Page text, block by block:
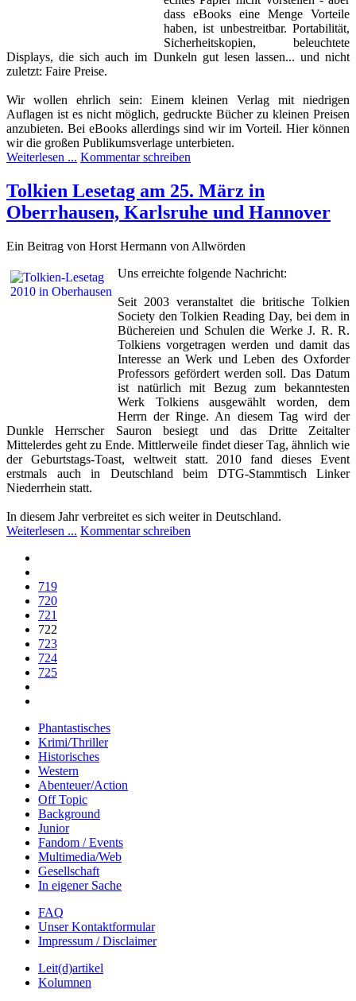
dass eBooks eine Menge Vorteile
haben, ist unbestreitbar. Portabilität,
Sicherheitskopien, beleuchtete
Displays, die sich auch im Dunkeln gut lesen lassen... und nicht
zuletzt: Faire Preise.
Wir wollen ehrlich sein: Einem kleinen Verlag mit niedrigen
Auflagen ist es nicht möglich, gedruckte Bücher zu kleinen Preisen
anzubieten. Bei eBooks allerdings sind wir im Vorteil. Hier können
wir die großen Publikumsverlage unterbieten.
Weiterlesen ... Kommentar schreiben
Tolkien Lesetag am 25. März in
Oberrhausen, Karlsruhe und Hannover
Ein Beitrag von Horst Hermann von Allwörden
Uns erreichte folgende Nachricht:
Seit 2003 veranstaltet die britische Tolkien
Society den Tolkien Reading Day, bei dem in
Büchereien und Schulen die Werke J. R. R.
Tolkiens vorgetragen werden und damit das
Interesse an Werk und Leben des Oxforder
Professors gefördert werden soll. Das Datum
ist natürlich mit Bezug zum bekanntesten
Werk Tolkiens ausgewählt worden, dem
Herrn der Ringe. An diesem Tag wird der
Dunkle Herrscher Sauron besiegt und das Dritte Zeitalter
Mittelerdes geht zu Ende. Mittlerweile findet dieser Tag, ähnlich wie
der Geburtstags-Toast, weltweit statt. 2010 fand dieses Event
erstmals auch in Deutschland beim DTG-Stammtisch Linker
Niederrhein statt.
In diesem Jahr verbreitet es sich weiter in Deutschland.
Weiterlesen ... Kommentar schreiben
719
720
721
722
723
724
725
Phantastisches
Krimi/Thriller
Historisches
Western
Abenteuer/Action
Off Topic
Background
Junior
Fandom / Events
Multimedia/Web
Gesellschaft
In eigener Sache
FAQ
Unser Kontaktformular
Impressum / Disclaimer
Leit(d)artikel
Kolumnen